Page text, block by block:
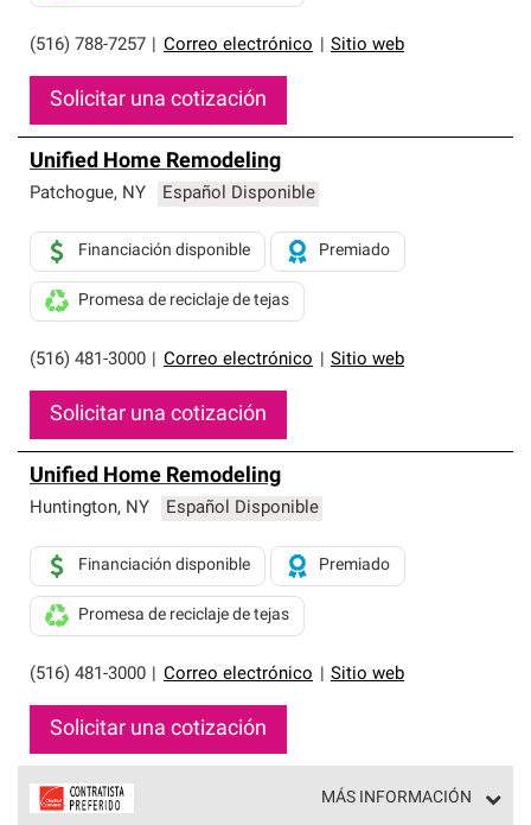
(516) 788-7257 Correo electrónico Sitio web
Solicitar una cotización
Unified Home Remodeling
Patchogue, NY Español Disponible
(516) 481-3000 Correo electrónico Sitio web
Financiación disponible Premiado
Promesa de reciclaje de tejas
Solicitar una cotización
Unified Home Remodeling
Huntington, NY Español Disponible
(516) 481-3000 Correo electrónico Sitio web
Financiación disponible Premiado
Promesa de reciclaje de tejas
Solicitar una cotización
MÁS INFORMACIÓN